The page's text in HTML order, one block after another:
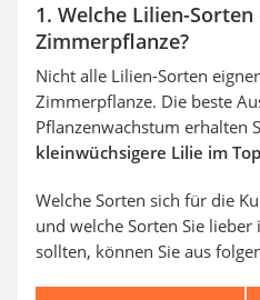
1. Welche Lilien-
Zimmerpflanze?
Nicht alle Lilien-Sorten
Zimmerpflanze. Die beste
Pflanzenwachstum erhalten
kleinwüchsigere Lilie im
Welche Sorten sich für die
und welche Sorten Sie
sollten, können Sie aus